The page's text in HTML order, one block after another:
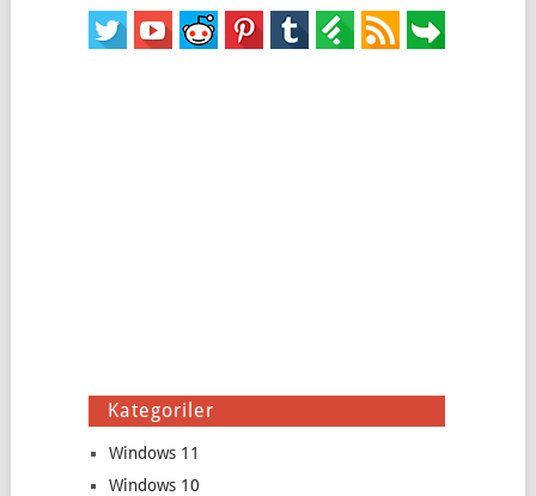
Kategoriler
Windows 11
Windows 10